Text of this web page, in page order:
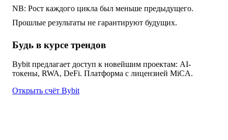
NB: Рост каждого цикла был меньше предыдущего.
Прошлые результаты не гарантируют будущих.
Будь в курсе трендов
Bybit предлагает доступ к новейшим проектам: AI-
токены, RWA, DeFi. Платформа с лицензией MiCA.
Открыть счёт Bybit